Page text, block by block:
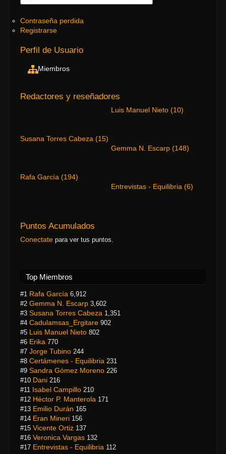
Contraseña perdida
Registrarse
Perfil de Usuario
Miembros
Redactores y reseñadores
Luis Manuel Nieto (10)
Susana Torres Cabeza (15)
Gemma N. Escarp (148)
Rafa García (194)
Entrevistas - Equilibria (6)
Puntos Acumulados
Conectate para ver tus puntos.
Top Miembros
#1 Rafa García 6,912
#2 Gemma N. Escarp 3,602
#3 Susana Torres Cabeza 1,351
#4 Cadulamsas_Ergitare 902
#5 Luis Manuel Nieto 802
#6 Erika 770
#7 Jorge Tubino 244
#8 Certámenes - Equilibria 231
#9 Sandra Gómez Moreno 226
#10 Dani 216
#11 Isabel Campillo 210
#12 Héctor P. Manterola 171
#13 Emilio Durán 165
#14 Eran Mineri 156
#15 Vicente Ortiz 137
#16 Veronica Vargas 132
#17 Entrevistas - Equilibria 112